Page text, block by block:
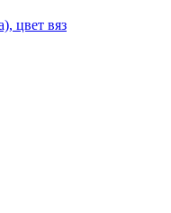
цвет вяз